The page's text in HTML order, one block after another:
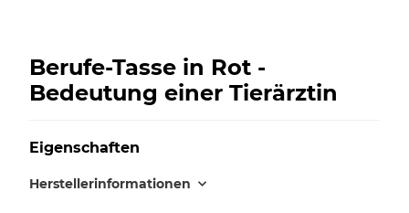
Berufe-Tasse in Rot -
Bedeutung einer Tierärztin
Eigenschaften
Herstellerinformationen